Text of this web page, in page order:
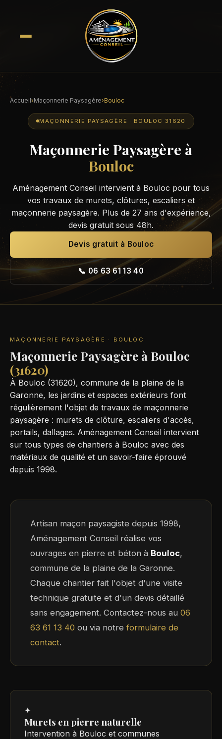
Accueil›Maçonnerie Paysagère›Bouloc
MAÇONNERIE PAYSAGÈRE · BOULOC 31620
Maçonnerie Paysagère à
Bouloc
Aménagement Conseil intervient à Bouloc pour tous
vos travaux de murets, clôtures, escaliers et
maçonnerie paysagère. Plus de 27 ans d'expérience,
devis gratuit sous 48h.
Devis gratuit à Bouloc
📞 06 63 61 13 40
MAÇONNERIE PAYSAGÈRE · BOULOC
Maçonnerie Paysagère à Bouloc
(31620)
À Bouloc (31620), commune de la plaine de la
Garonne, les jardins et espaces extérieurs font
régulièrement l'objet de travaux de maçonnerie
paysagère : murets de clôture, escaliers d'accès,
portails, dallages. Aménagement Conseil intervient
sur tous types de chantiers à Bouloc avec des
matériaux de qualité et un savoir-faire éprouvé
depuis 1998.
Artisan maçon paysagiste depuis 1998,
Aménagement Conseil réalise vos
ouvrages en pierre et béton à Bouloc,
commune de la plaine de la Garonne.
Chaque chantier fait l'objet d'une visite
technique gratuite et d'un devis détaillé
sans engagement. Contactez-nous au 06
63 61 13 40 ou via notreformulaire de
contact.
✦
Murets en pierre naturelle
Intervention à Bouloc et communes